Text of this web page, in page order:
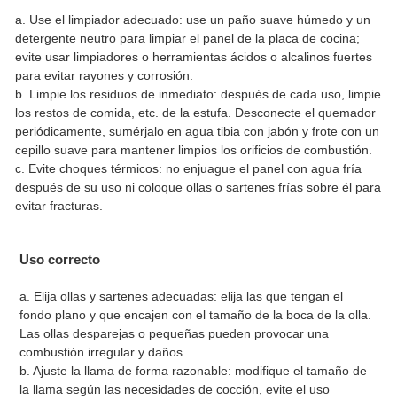
a. Use el limpiador adecuado: use un paño suave húmedo y un
detergente neutro para limpiar el panel de la placa de cocina;
evite usar limpiadores o herramientas ácidos o alcalinos fuertes
para evitar rayones y corrosión.
b. Limpie los residuos de inmediato: después de cada uso, limpie
los restos de comida, etc. de la estufa. Desconecte el quemador
periódicamente, sumérjalo en agua tibia con jabón y frote con un
cepillo suave para mantener limpios los orificios de combustión.
c. Evite choques térmicos: no enjuague el panel con agua fría
después de su uso ni coloque ollas o sartenes frías sobre él para
evitar fracturas.
Uso correcto
a. Elija ollas y sartenes adecuadas: elija las que tengan el
fondo plano y que encajen con el tamaño de la boca de la olla.
Las ollas desparejas o pequeñas pueden provocar una
combustión irregular y daños.
b. Ajuste la llama de forma razonable: modifique el tamaño de
la llama según las necesidades de cocción, evite el uso